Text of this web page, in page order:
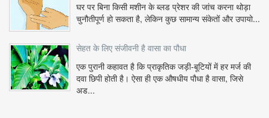
घर पर बिना किसी मशीन के ब्लड प्रेशर की जांच करना थोड़ा
चुनौतीपूर्ण हो सकता है, लेकिन कुछ सामान्य संकेतों और उपायो...
सेहत के लिए संजीवनी है वासा का पौधा
एक पुरानी कहावत है कि प्राकृतिक जड़ी-बूटियों में हर मर्ज की
दवा छिपी होती है। ऐसा ही एक औषधीय पौधा है वासा, जिसे
अड...